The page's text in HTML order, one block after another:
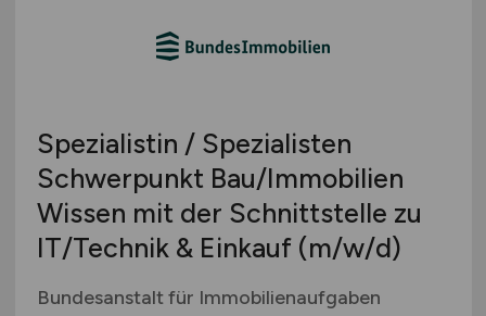
Spezialistin / Spezialisten
Schwerpunkt Bau/Immobilien
Wissen mit der Schnittstelle zu
IT/Technik & Einkauf (m/w/d)
Bundesanstalt für Immobilienaufgaben